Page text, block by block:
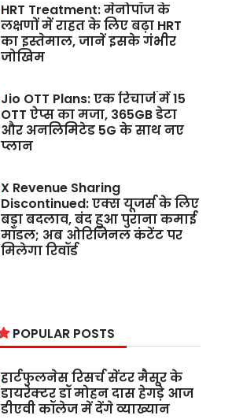
HRT Treatment: मेनोपॉज के
लक्षणों में राहत के लिए बढ़ा HRT
का इस्तेमाल, जानें इसके गंभीर
जोखिम
Jio OTT Plans: एक रिचार्ज में 15
OTT ऐप्स का मजा, 365GB डेटा
और अनलिमिटेड 5G के साथ नए
प्लान
X Revenue Sharing
Discontinued: एक्स यूजर्स के लिए
बड़ा बदलाव, बंद हुआ पुराना कमाई
मॉडल; अब ओरिजिनल कंटेंट पर
मिलेगा रिवॉर्ड
POPULAR POSTS
हार्टफुलनेस रिसर्च सेंटर मैसूर के
डायरेक्टर डॉ मोहन दास हेगड़े आज
डीएवी कॉलेज में देंगे व्याख्यान